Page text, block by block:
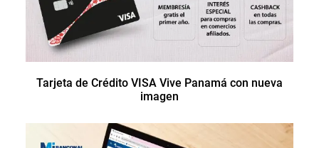
Tarjeta de Crédito VISA Vive Panamá con nueva
imagen